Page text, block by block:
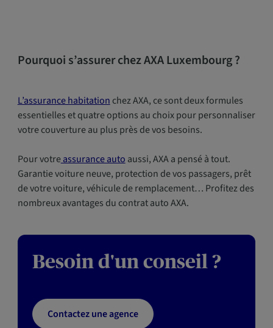
Pourquoi s’assurer chez AXA Luxembourg ?
L’assurance habitationchez AXA, ce sont deux formules
essentielles et quatre options au choix pour personnaliser
votre couverture au plus près de vos besoins.
Pour votreassurance auto aussi, AXA a pensé à tout.
Garantie voiture neuve, protection de vos passagers, prêt
de votre voiture, véhicule de remplacement… Profitez des
nombreux avantages du contrat auto AXA.
Besoin d'un conseil ?
Contactez une agence